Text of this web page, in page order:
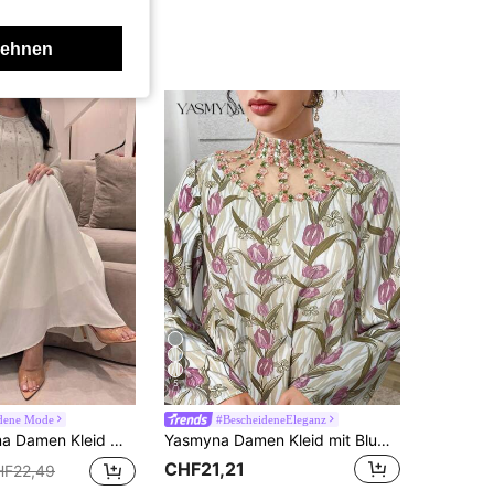
Mode
rundem Ausschnitt und langen Ärmeln, eleganter arabischer Stil
5
#BescheideneEleganz
Yasmyna Damen Kleid mit Blume Muster, Stehkragen, Langarm, eleganter arabischer Stil
CHF21,21